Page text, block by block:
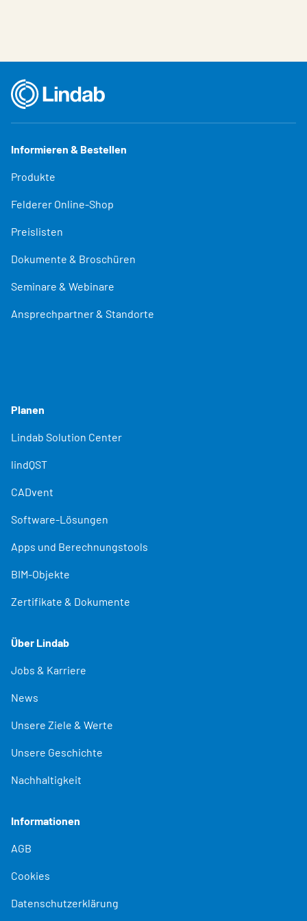
Informieren & Bestellen
Produkte
Felderer Online-Shop
Preislisten
Dokumente & Broschüren
Seminare & Webinare
Ansprechpartner & Standorte
Planen
Lindab Solution Center
lindQST
CADvent
Software-Lösungen
Apps und Berechnungstools
BIM-Objekte
Zertifikate & Dokumente
Über Lindab
Jobs & Karriere
News
Unsere Ziele & Werte
Unsere Geschichte
Nachhaltigkeit
Informationen
AGB
Cookies
Datenschutzerklärung